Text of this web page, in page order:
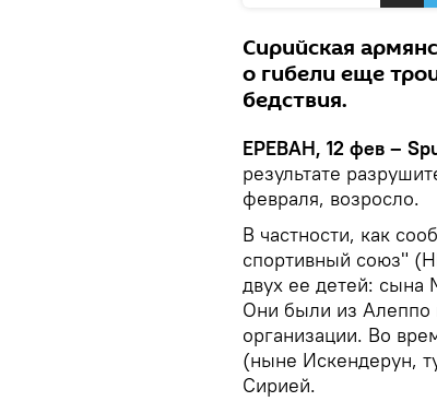
Сирийская
о гибели еще
бедствия.
ЕРЕВАН, 12 фев –
результате
февраля, возросло.
В частности, как
спортивный союз"
двух ее детей:
Они были из Алеппо
организации. Во
(ныне Искендерун,
Сирией.